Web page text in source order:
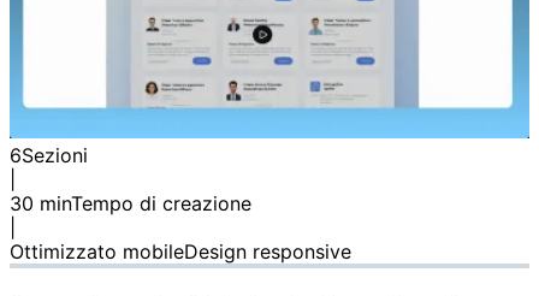
6Sezioni
30 minTempo di creazione
Ottimizzato mobileDesign responsive